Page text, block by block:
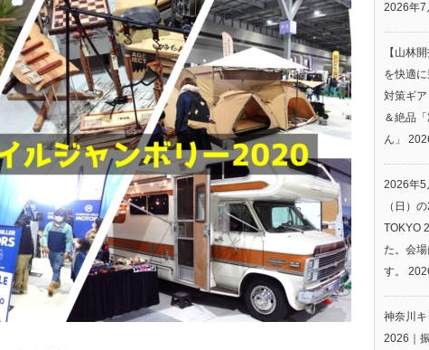
2026年7
【山林
を快適
対策ギ
＆絶品
ん」
2026年5
（日）
TOKYO
た。会
す。
神奈川
2026｜